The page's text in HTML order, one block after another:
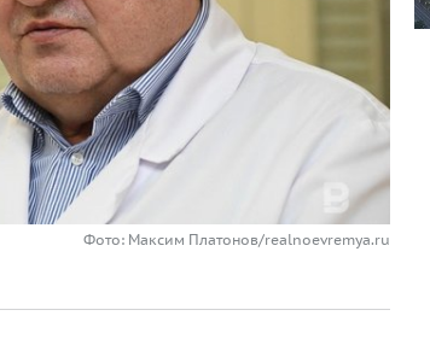
Фото: Максим Платонов/realnoevremya.ru